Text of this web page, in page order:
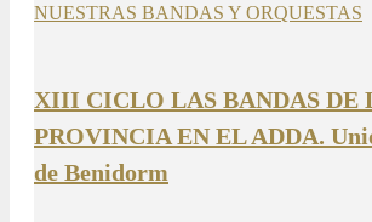
NUESTRAS BANDAS Y ORQUESTAS
XIII CICLO LAS BANDAS DE
PROVINCIA EN EL ADDA.
de Benidorm